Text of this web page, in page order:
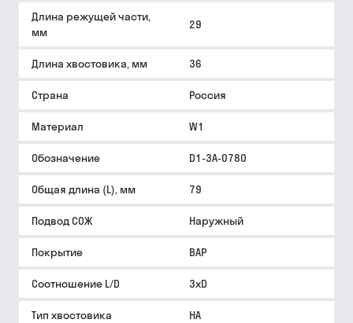
Длина режущей части,
мм
29
Длина хвостовика, мм 36
Страна Россия
Материал W1
Обозначение D1-3A-0780
Общая длина (L), мм 79
Подвод СОЖ Наружный
Покрытие BAP
Соотношение L/D 3xD
Тип хвостовика HA